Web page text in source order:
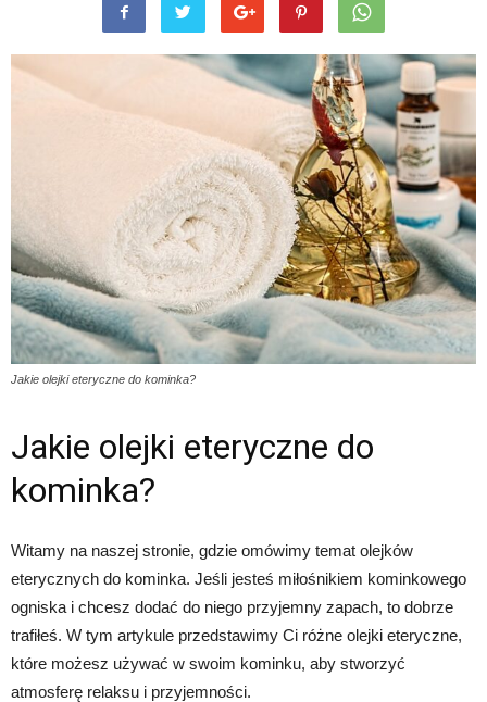
Jakie olejki eteryczne do kominka?
Jakie olejki eteryczne do
kominka?
Witamy na naszej stronie, gdzie omówimy temat olejków
eterycznych do kominka. Jeśli jesteś miłośnikiem kominkowego
ogniska i chcesz dodać do niego przyjemny zapach, to dobrze
trafiłeś. W tym artykule przedstawimy Ci różne olejki eteryczne,
które możesz używać w swoim kominku, aby stworzyć
atmosferę relaksu i przyjemności.